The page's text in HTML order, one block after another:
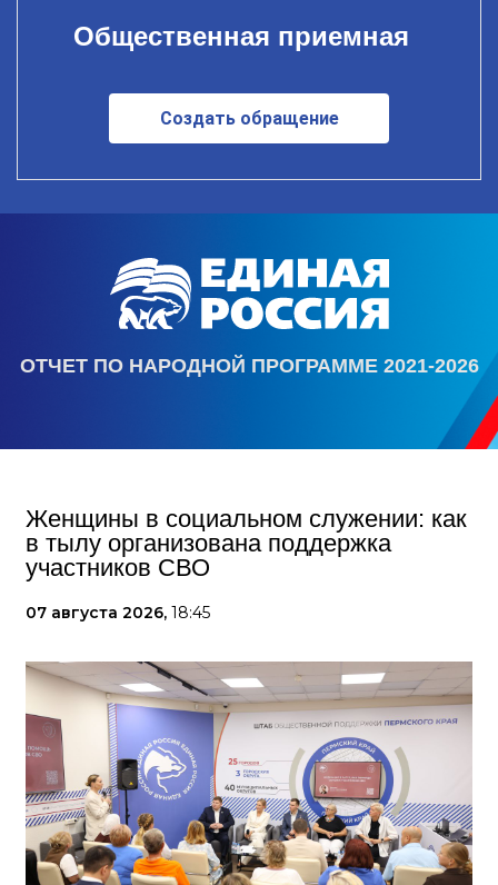
Общественная приемная
Создать обращение
ОТЧЕТ ПО НАРОДНОЙ ПРОГРАММЕ 2021-2026
Женщины в социальном служении: как
в тылу организована поддержка
участников СВО
07 августа 2026, 18:45